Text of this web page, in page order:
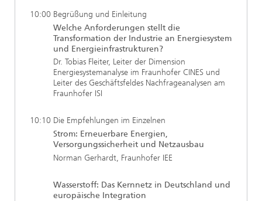
10:00 Begrüßung und Einleitung
Welche Anforderungen stellt die
Transformation der Industrie an Energiesystem
und Energieinfrastrukturen?
Dr. Tobias Fleiter, Leiter der Dimension
Energiesystemanalyse im Fraunhofer CINES und
Leiter des Geschäftsfeldes Nachfrageanalysen am
Fraunhofer ISI
10:10 Die Empfehlungen im Einzelnen
Strom: Erneuerbare Energien,
Versorgungssicherheit und Netzausbau
Norman Gerhardt, Fraunhofer IEE
Wasserstoff: Das Kernnetz in Deutschland und
europäische Integration